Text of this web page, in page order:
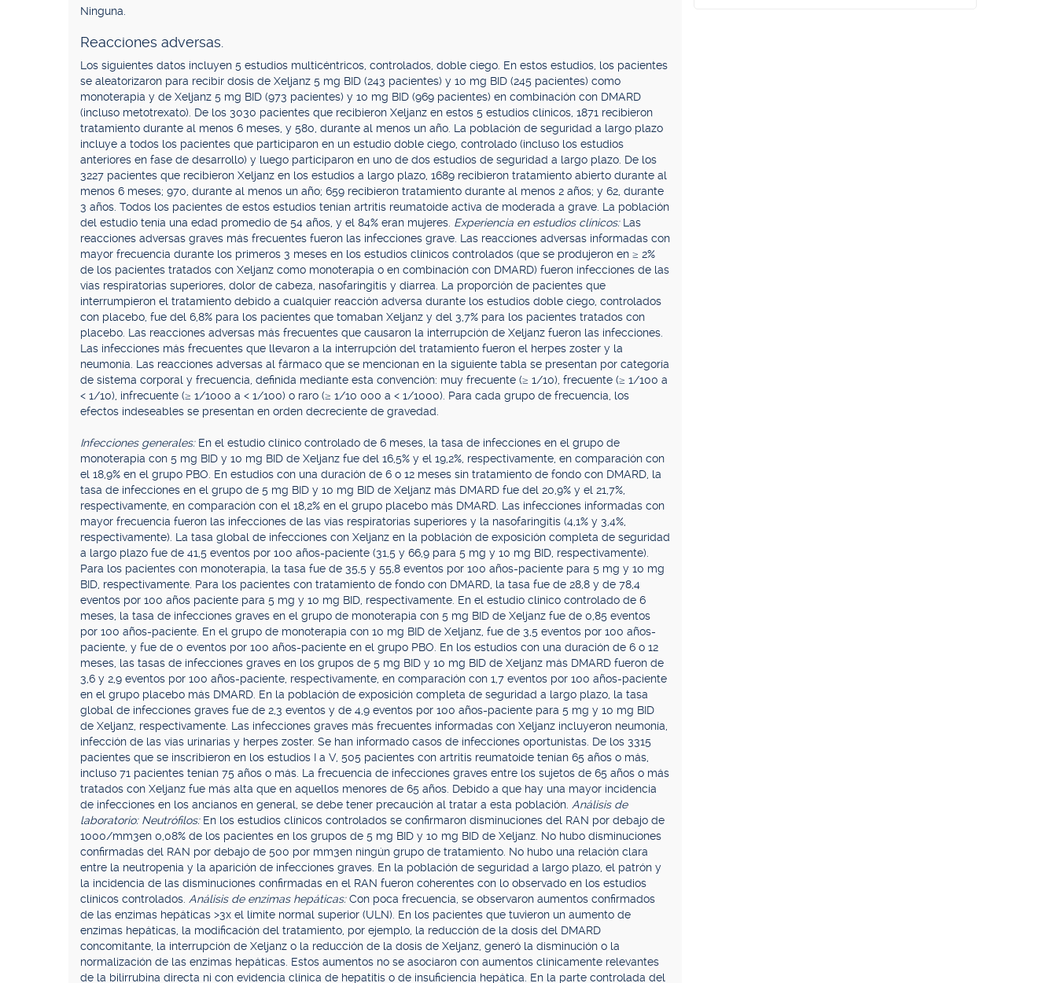
Ninguna.
Reacciones adversas.
Los siguientes datos incluyen 5 estudios multicéntricos, controlados, doble ciego. En estos estudios, los pacientes
se aleatorizaron para recibir dosis de Xeljanz 5 mg BID (243 pacientes) y 10 mg BID (245 pacientes) como
monoterapia y de Xeljanz 5 mg BID (973 pacientes) y 10 mg BID (969 pacientes) en combinación con DMARD
(incluso metotrexato). De los 3030 pacientes que recibieron Xeljanz en estos 5 estudios clínicos, 1871 recibieron
tratamiento durante al menos 6 meses, y 580, durante al menos un año. La población de seguridad a largo plazo
incluye a todos los pacientes que participaron en un estudio doble ciego, controlado (incluso los estudios
anteriores en fase de desarrollo) y luego participaron en uno de dos estudios de seguridad a largo plazo. De los
3227 pacientes que recibieron Xeljanz en los estudios a largo plazo, 1689 recibieron tratamiento abierto durante al
menos 6 meses; 970, durante al menos un año; 659 recibieron tratamiento durante al menos 2 años; y 62, durante
3 años. Todos los pacientes de estos estudios tenían artritis reumatoide activa de moderada a grave. La población
del estudio tenía una edad promedio de 54 años, y el 84% eran mujeres. Experiencia en estudios clínicos: Las
reacciones adversas graves más frecuentes fueron las infecciones grave. Las reacciones adversas informadas con
mayor frecuencia durante los primeros 3 meses en los estudios clínicos controlados (que se produjeron en ≥ 2%
de los pacientes tratados con Xeljanz como monoterapia o en combinación con DMARD) fueron infecciones de las
vías respiratorias superiores, dolor de cabeza, nasofaringitis y diarrea. La proporción de pacientes que
interrumpieron el tratamiento debido a cualquier reacción adversa durante los estudios doble ciego, controlados
con placebo, fue del 6,8% para los pacientes que tomaban Xeljanz y del 3,7% para los pacientes tratados con
placebo. Las reacciones adversas más frecuentes que causaron la interrupción de Xeljanz fueron las infecciones.
Las infecciones más frecuentes que llevaron a la interrupción del tratamiento fueron el herpes zoster y la
neumonía. Las reacciones adversas al fármaco que se mencionan en la siguiente tabla se presentan por categoría
de sistema corporal y frecuencia, definida mediante esta convención: muy frecuente (≥ 1/10), frecuente (≥ 1/100 a
< 1/10), infrecuente (≥ 1/1000 a < 1/100) o raro (≥ 1/10 000 a < 1/1000). Para cada grupo de frecuencia, los
efectos indeseables se presentan en orden decreciente de gravedad.
Infecciones generales: En el estudio clínico controlado de 6 meses, la tasa de infecciones en el grupo de
monoterapia con 5 mg BID y 10 mg BID de Xeljanz fue del 16,5% y el 19,2%, respectivamente, en comparación con
el 18,9% en el grupo PBO. En estudios con una duración de 6 o 12 meses sin tratamiento de fondo con DMARD, la
tasa de infecciones en el grupo de 5 mg BID y 10 mg BID de Xeljanz más DMARD fue del 20,9% y el 21,7%,
respectivamente, en comparación con el 18,2% en el grupo placebo más DMARD. Las infecciones informadas con
mayor frecuencia fueron las infecciones de las vías respiratorias superiores y la nasofaringitis (4,1% y 3,4%,
respectivamente). La tasa global de infecciones con Xeljanz en la población de exposición completa de seguridad
a largo plazo fue de 41,5 eventos por 100 años-paciente (31,5 y 66,9 para 5 mg y 10 mg BID, respectivamente).
Para los pacientes con monoterapia, la tasa fue de 35,5 y 55,8 eventos por 100 años-paciente para 5 mg y 10 mg
BID, respectivamente. Para los pacientes con tratamiento de fondo con DMARD, la tasa fue de 28,8 y de 78,4
eventos por 100 años paciente para 5 mg y 10 mg BID, respectivamente. En el estudio clínico controlado de 6
meses, la tasa de infecciones graves en el grupo de monoterapia con 5 mg BID de Xeljanz fue de 0,85 eventos
por 100 años-paciente. En el grupo de monoterapia con 10 mg BID de Xeljanz, fue de 3,5 eventos por 100 años-
paciente, y fue de 0 eventos por 100 años-paciente en el grupo PBO. En los estudios con una duración de 6 o 12
meses, las tasas de infecciones graves en los grupos de 5 mg BID y 10 mg BID de Xeljanz más DMARD fueron de
3,6 y 2,9 eventos por 100 años-paciente, respectivamente, en comparación con 1,7 eventos por 100 años-paciente
en el grupo placebo más DMARD. En la población de exposición completa de seguridad a largo plazo, la tasa
global de infecciones graves fue de 2,3 eventos y de 4,9 eventos por 100 años-paciente para 5 mg y 10 mg BID
de Xeljanz, respectivamente. Las infecciones graves más frecuentes informadas con Xeljanz incluyeron neumonía,
infección de las vías urinarias y herpes zoster. Se han informado casos de infecciones oportunistas. De los 3315
pacientes que se inscribieron en los estudios I a V, 505 pacientes con artritis reumatoide tenían 65 años o más,
incluso 71 pacientes tenían 75 años o más. La frecuencia de infecciones graves entre los sujetos de 65 años o más
tratados con Xeljanz fue más alta que en aquellos menores de 65 años. Debido a que hay una mayor incidencia
de infecciones en los ancianos en general, se debe tener precaución al tratar a esta población. Análisis de
laboratorio: Neutrófilos: En los estudios clínicos controlados se confirmaron disminuciones del RAN por debajo de
1000/mm3en 0,08% de los pacientes en los grupos de 5 mg BID y 10 mg BID de Xeljanz. No hubo disminuciones
confirmadas del RAN por debajo de 500 por mm3en ningún grupo de tratamiento. No hubo una relación clara
entre la neutropenia y la aparición de infecciones graves. En la población de seguridad a largo plazo, el patrón y
la incidencia de las disminuciones confirmadas en el RAN fueron coherentes con lo observado en los estudios
clínicos controlados. Análisis de enzimas hepáticas:Con poca frecuencia, se observaron aumentos confirmados
de las enzimas hepáticas >3x el límite normal superior (ULN). En los pacientes que tuvieron un aumento de
enzimas hepáticas, la modificación del tratamiento, por ejemplo, la reducción de la dosis del DMARD
concomitante, la interrupción de Xeljanz o la reducción de la dosis de Xeljanz, generó la disminución o la
normalización de las enzimas hepáticas. Estos aumentos no se asociaron con aumentos clínicamente relevantes
de la bilirrubina directa ni con evidencia clínica de hepatitis o de insuficiencia hepática. En la parte controlada del